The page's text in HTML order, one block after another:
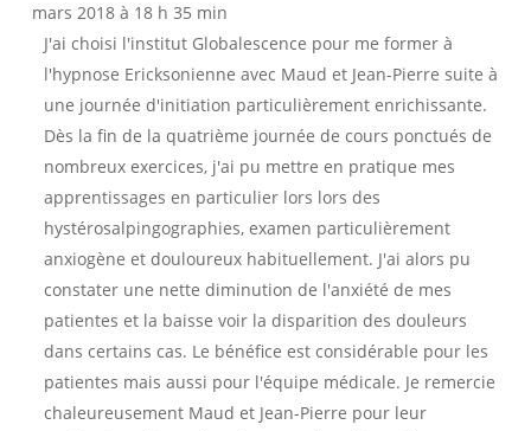
mars 2018 à 18 h 35 min
J'ai choisi l'institut Globalescence pour me former à
l'hypnose Ericksonienne avec Maud et Jean-Pierre suite à
une journée d'initiation particulièrement enrichissante.
Dès la fin de la quatrième journée de cours ponctués de
nombreux exercices, j'ai pu mettre en pratique mes
apprentissages en particulier lors lors des
hystérosalpingographies, examen particulièrement
anxiogène et douloureux habituellement. J'ai alors pu
constater une nette diminution de l'anxiété de mes
patientes et la baisse voir la disparition des douleurs
dans certains cas. Le bénéfice est considérable pour les
patientes mais aussi pour l'équipe médicale. Je remercie
chaleureusement Maud et Jean-Pierre pour leur